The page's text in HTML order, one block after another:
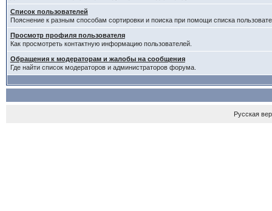
Список пользователей
Пояснение к разным способам сортировки и поиска при помощи списка
Просмотр профиля пользователя
Как просмотреть контактную информацию пользователей.
Обращения к модераторам и жалобы на сообщения
Где найти список модераторов и администраторов форума.
Русская